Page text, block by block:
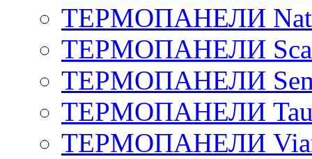
ТЕРМОПАНЕЛИ
ТЕРМОПАНЕЛИ
ТЕРМОПАНЕЛИ
ТЕРМОПАНЕЛИ
ТЕРМОПАНЕЛИ